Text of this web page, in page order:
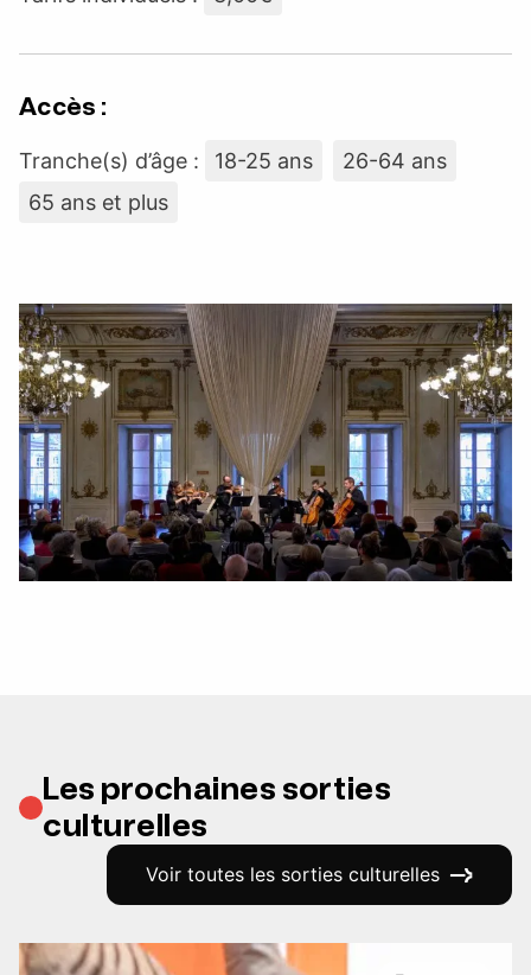
Accès :
Tranche(s) d’âge : 18-25 ans
26-64 ans
65 ans et plus
Les prochaines sorties
culturelles
Voir toutes les sorties culturelles